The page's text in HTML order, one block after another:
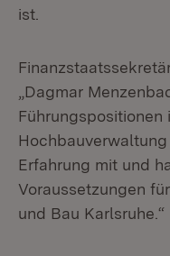
ist.
„Dagmar
Führungspositionen
Erfahrung mit und
Voraussetzungen
und Bau Karlsruhe.“